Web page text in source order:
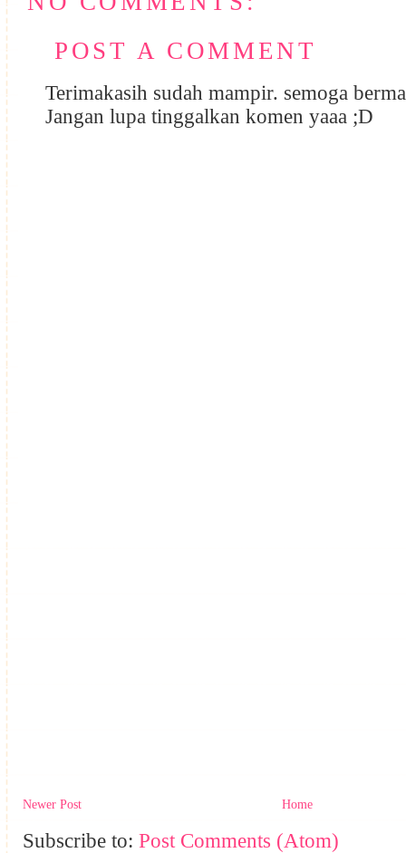
POST A COMMENT
Terimakasih sudah mampir. semoga
Jangan lupa tinggalkan komen yaaa ;D
Newer Post Home
Subscribe to: Post Comments (Atom)